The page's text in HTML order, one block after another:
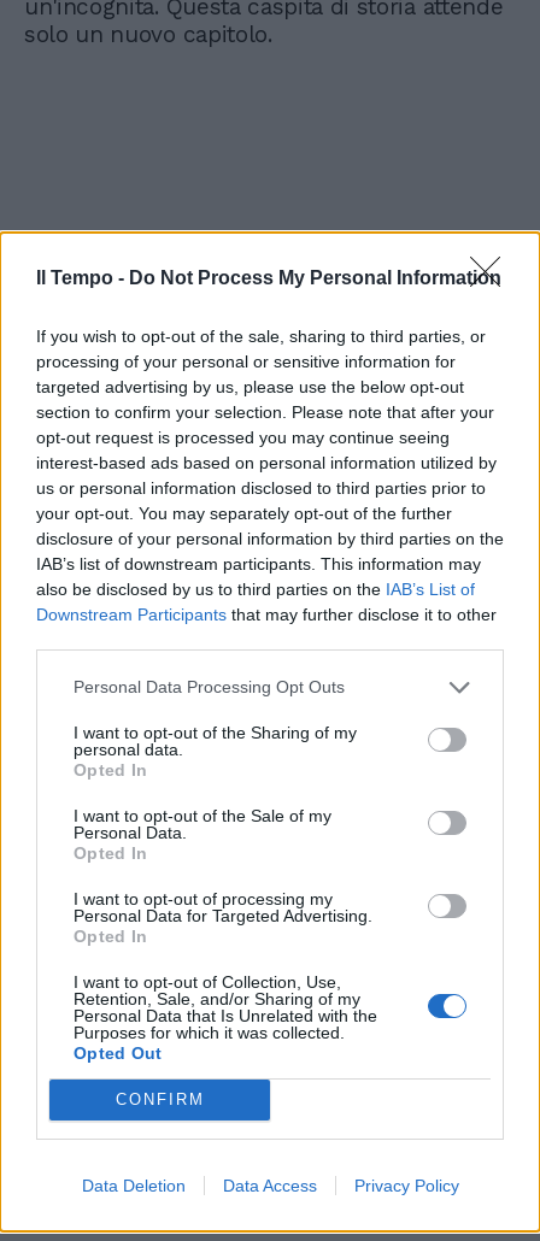
Il Tempo - Do Not Process My Personal Information
If you wish to opt-out of the sale, sharing to third parties, or
processing of your personal or sensitive information for
targeted advertising by us, please use the below opt-out
section to confirm your selection. Please note that after your
opt-out request is processed you may continue seeing
interest-based ads based on personal information utilized by
us or personal information disclosed to third parties prior to
your opt-out. You may separately opt-out of the further
disclosure of your personal information by third parties on the
IAB’s list of downstream participants. This information may
also be disclosed by us to third parties on the IAB’s List of
Downstream Participants that may further disclose it to other
Personal Data Processing Opt Outs
I want to opt-out of the Sharing of my
personal data.
Opted In
I want to opt-out of the Sale of my
Personal Data.
Opted In
I want to opt-out of processing my
Personal Data for Targeted Advertising.
Opted In
I want to opt-out of Collection, Use,
Retention, Sale, and/or Sharing of my
Personal Data that Is Unrelated with the
Purposes for which it was collected.
Opted Out
CONFIRM
Data Deletion Data Access Privacy Policy
un'incognita. Questa caspita di storia attende
solo un nuovo capitolo.